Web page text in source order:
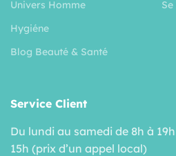
Univers Homme
Hygiéne
Blog Beauté & Santé
Service Client
Du lundi au samedi de 8h à
15h (prix d’un appel local)